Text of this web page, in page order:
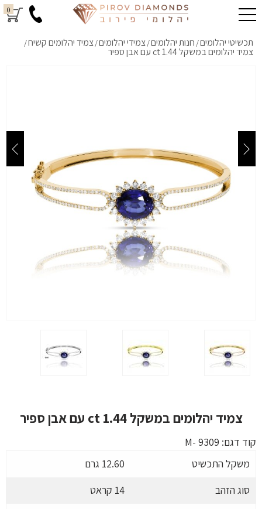
0
תכשיטי יהלומים/ חנות יהלומים/צמידי יהלומים/צמיד יהלומים קשיח/
צמיד יהלומים במשקל 1.44 ct עם אבן ספיר
צמיד יהלומים במשקל 1.44 ct עם אבן ספיר
קוד דגם: M- 9309
משקל התכשיט
12.60 גרם
סוג הזהב
14 קראט